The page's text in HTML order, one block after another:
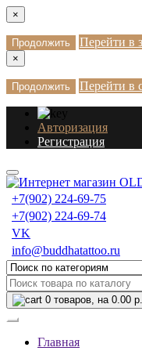
×
Продолжить Перейти в
×
Продолжить Перейти в
Авторизация
Регистрация
+7(902) 224-69-75
+7(902) 224-69-74
VK
info@buddhatattoo.ru
0 товаров, на 0.00 р.
Главная